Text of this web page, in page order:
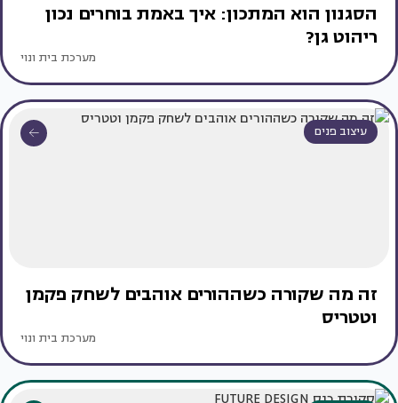
הסגנון הוא המתכון: איך באמת בוחרים נכון
ריהוט גן?
מערכת בית ונוי
עיצוב פנים
זה מה שקורה כשההורים אוהבים לשחק פקמן
וטטריס
מערכת בית ונוי